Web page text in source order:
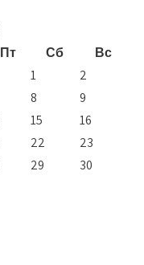
Пт Сб
Вс
1
2
8
9
15
16
22
23
29
30